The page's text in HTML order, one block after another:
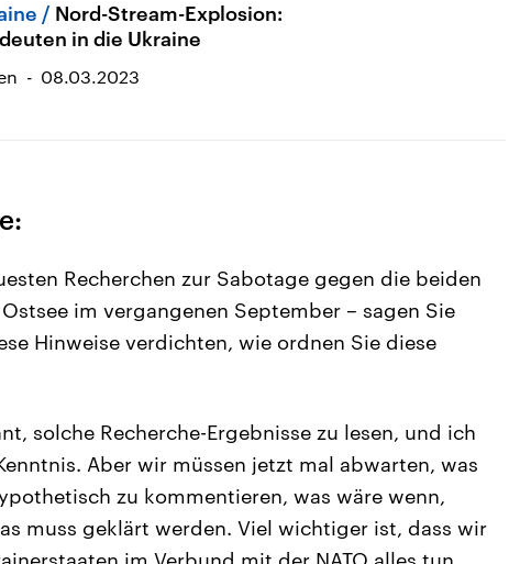
Nord-Stream-Explosion:
in die Ukraine
08.03.2023
Recherchen zur Sabotage gegen die beiden
im vergangenen September – sagen Sie
Hinweise verdichten, wie ordnen Sie diese
solche Recherche-Ergebnisse zu lesen, und ich
Aber wir müssen jetzt mal abwarten, was
zu kommentieren, was wäre wenn,
muss geklärt werden. Viel wichtiger ist, dass wir